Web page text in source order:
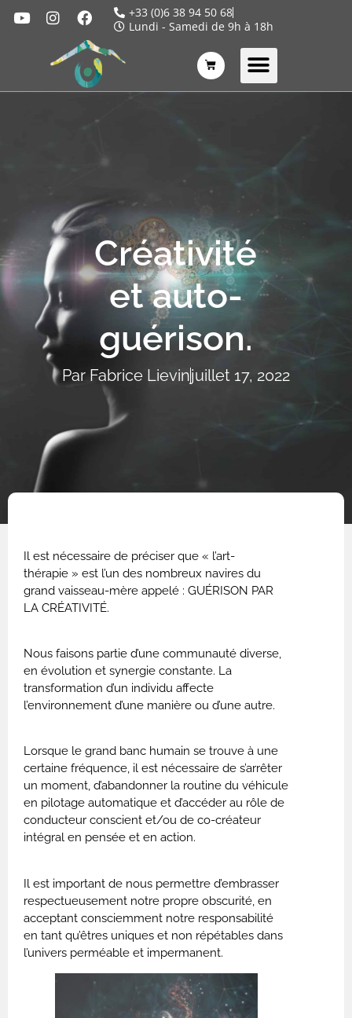
+33 (0)6 38 94 50 68
Lundi - Samedi de 9h à 18h
Créativité
et auto-
guérison.
Par Fabrice Lievinjuillet 17, 2022
Il est nécessaire de préciser que « l’art-
thérapie » est l’un des nombreux navires du
grand vaisseau-mère appelé : GUÉRISON PAR
LA CRÉATIVITÉ.
Nous faisons partie d’une communauté diverse,
en évolution et synergie constante. La
transformation d’un individu affecte
l’environnement d’une manière ou d’une autre.
Lorsque le grand banc humain se trouve à une
certaine fréquence, il est nécessaire de s’arrêter
un moment, d’abandonner la routine du véhicule
en pilotage automatique et d’accéder au rôle de
conducteur conscient et/ou de co-créateur
intégral en pensée et en action.
Il est important de nous permettre d’embrasser
respectueusement notre propre obscurité, en
acceptant consciemment notre responsabilité
en tant qu’êtres uniques et non répétables dans
l’univers perméable et impermanent.